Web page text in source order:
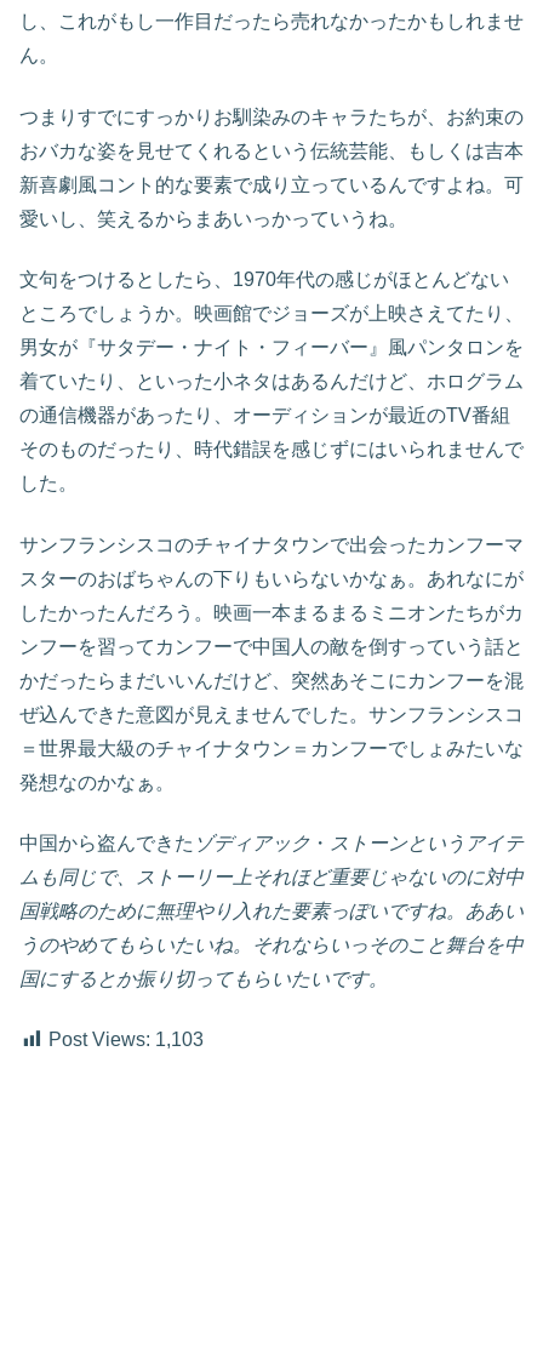
し、これがもし一作目だったら売れなかったかもしれませ
ん。
つまりすでにすっかりお馴染みのキャラたちが、お約束の
おバカな姿を見せてくれるという伝統芸能、もしくは吉本
新喜劇風コント的な要素で成り立っているんですよね。可
愛いし、笑えるからまあいっかっていうね。
文句をつけるとしたら、1970年代の感じがほとんどない
ところでしょうか。映画館でジョーズが上映さえてたり、
男女が『サタデー・ナイト・フィーバー』風パンタロンを
着ていたり、といった小ネタはあるんだけど、ホログラム
の通信機器があったり、オーディションが最近のTV番組
そのものだったり、時代錯誤を感じずにはいられませんで
した。
サンフランシスコのチャイナタウンで出会ったカンフーマ
スターのおばちゃんの下りもいらないかなぁ。あれなにが
したかったんだろう。映画一本まるまるミニオンたちがカ
ンフーを習ってカンフーで中国人の敵を倒すっていう話と
かだったらまだいいんだけど、突然あそこにカンフーを混
ぜ込んできた意図が見えませんでした。サンフランシスコ
＝世界最大級のチャイナタウン＝カンフーでしょみたいな
発想なのかなぁ。
中国から盗んできた ゾディアック ・ ストーンというアイテ
ムも同じで、ストーリー上それほど重要じゃないのに対中
国戦略のために無理やり入れた要素っぽいですね。ああい
うのやめてもらいたいね。それならいっそのこと舞台を中
国にするとか振り切ってもらいたいです。
Post Views: 1,103